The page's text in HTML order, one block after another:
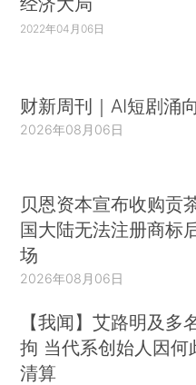
2022年04月06日
财新周刊｜AI短剧涌
2026年08月06日
贝恩资本宣布收购贡
国大陆无法注册商标
场
2026年08月06日
【我闻】艾路明及多
拘 当代系创始人因何
清算